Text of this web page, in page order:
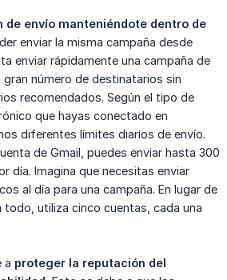
de envío manteniéndote dentro de
enviar la misma campaña desde
enviar rápidamente una campaña de
número de destinatarios sin
recomendados. Según el tipo de
que hayas conectado en
diferentes límites diarios de envío.
de Gmail, puedes enviar hasta 300
día. Imagina que necesitas enviar
al día para una campaña. En lugar de
todo, utiliza cinco cuentas, cada una
a proteger la reputación del